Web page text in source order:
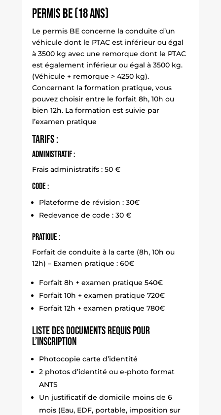
Permis BE (18 ans)
Le permis BE concerne la conduite d’un
véhicule dont le PTAC est inférieur ou égal
à 3500 kg avec une remorque dont le PTAC
est également inférieur ou égal à 3500 kg.
(Véhicule + remorque > 4250 kg).
Concernant la formation pratique, vous
pouvez choisir entre le forfait 8h, 10h ou
bien 12h. La formation est suivie par
l’examen pratique
Tarifs :
Administratif :
Frais administratifs : 50 €
Code :
Plateforme de révision : 30€
Redevance de code : 30 €
Pratique :
Forfait de conduite à la carte (8h, 10h ou
12h) – Examen pratique : 60€
Forfait 8h + examen pratique 540€
Forfait 10h + examen pratique 720€
Forfait 12h + examen pratique 780€
Liste des documents requis pour
l’inscription
Photocopie carte d’identité
2 photos d’identité ou e-photo format
ANTS
Un justificatif de domicile moins de 6
mois (Eau, EDF, portable, imposition sur